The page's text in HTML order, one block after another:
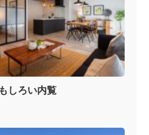
しろい内覧